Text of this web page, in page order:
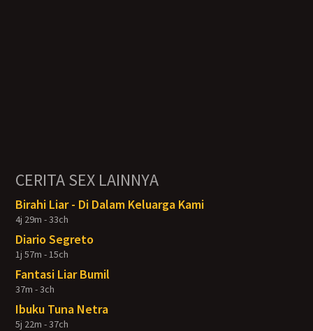
CERITA SEX LAINNYA
Birahi Liar - Di Dalam Keluarga Kami
4j 29m - 33ch
Diario Segreto
1j 57m - 15ch
Fantasi Liar Bumil
37m - 3ch
Ibuku Tuna Netra
5j 22m - 37ch